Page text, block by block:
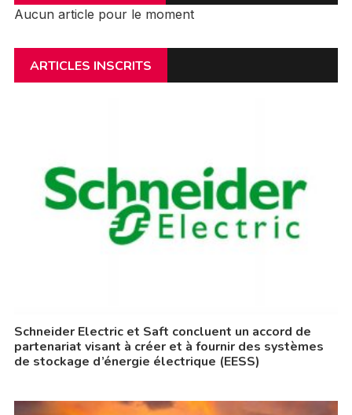
Aucun article pour le moment
ARTICLES INSCRITS
Schneider Electric et Saft concluent un accord de
partenariat visant à créer et à fournir des systèmes
de stockage d’énergie électrique (EESS)